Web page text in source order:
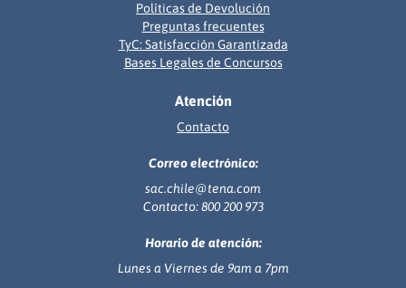
Políticas de Devolución
Preguntas frecuentes
TyC: Satisfacción Garantizada
Bases Legales de Concursos
Atención
Contacto
Correo electrónico:
sac.chile@tena.com
Contacto: 800 200 973
Horario de atención:
Lunes a Viernes de 9am a 7pm